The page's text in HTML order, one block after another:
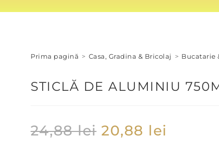
Prima pagină > Casa, Gradina & Bricolaj > Bucatarie
STICLĂ DE ALUMINIU
24,88lei 20,88 lei